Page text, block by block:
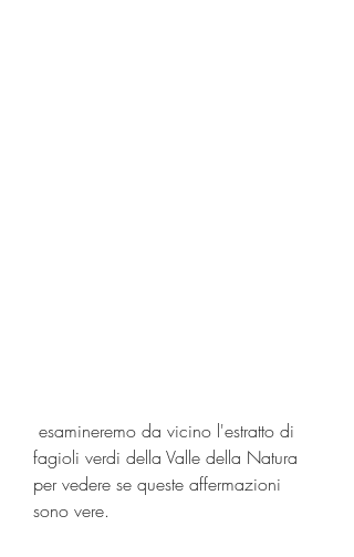
fagioli verdi della Valle della Natura
per vedere se queste affermazioni
sono vere.